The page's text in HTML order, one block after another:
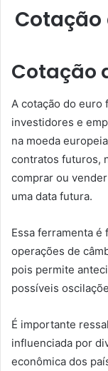
Cotação
A cotação do
investidores e
na moeda
contratos futuros,
comprar ou
uma data futura.
Essa ferramenta é
operações de
pois permite
possíveis
É importante
influenciada por
econômica dos